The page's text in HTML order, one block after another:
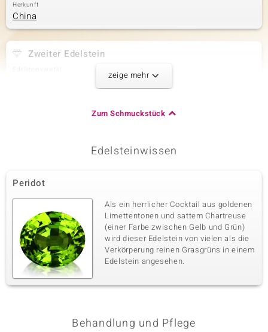
Herkunft
China
Zweiter Edelstein
versch. mm
Bead rund, facettiert
Edelsteinvarietät
Malachit versch. mm
Karatgewicht Summe
6,883 ct
Schliff
Bead rund, facettiert
Herkunft
DR Kongo
Vierter Edelstein
Goldener Hämatit versch. mm
zeige mehr
Zum Schmuckstück
Edelsteinwissen
Peridot
Als ein herrlicher Cocktail aus goldenen
Limettentonen und sattem Chartreuse
(einer Farbe zwischen Gelb und Grün)
wird dieser Edelstein von vielen als die
Verkörperung reinen Grasgrüns in einem
Edelstein angesehen.
Behandlung und Pflege